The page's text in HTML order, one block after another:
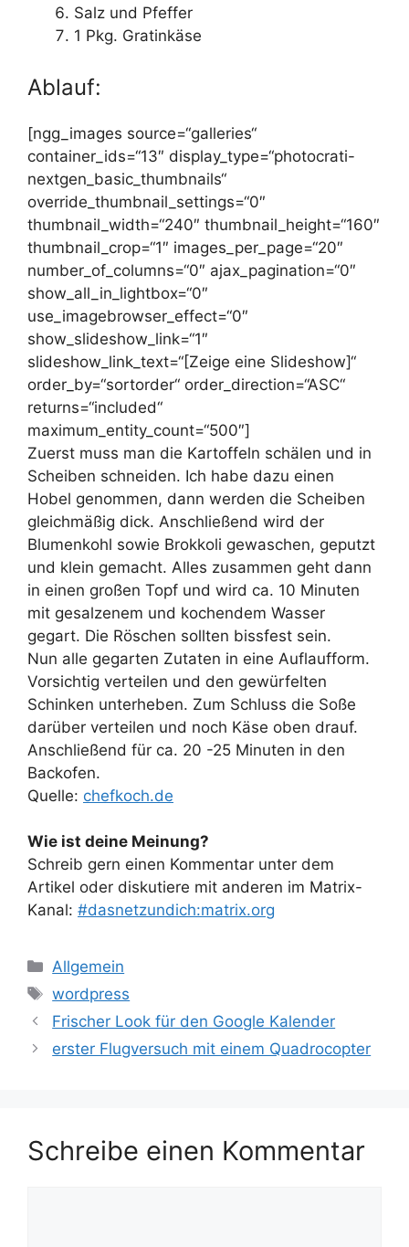
Salz und Pfeffer
1 Pkg. Gratinkäse
Ablauf:
[ngg_images source=“galleries“
container_ids=“13″ display_type=“photocrati-
nextgen_basic_thumbnails“
override_thumbnail_settings=“0″
thumbnail_width=“240″ thumbnail_height=“160″
thumbnail_crop=“1″ images_per_page=“20″
number_of_columns=“0″ ajax_pagination=“0″
show_all_in_lightbox=“0″
use_imagebrowser_effect=“0″
show_slideshow_link=“1″
slideshow_link_text=“[Zeige eine Slideshow]“
order_by=“sortorder“ order_direction=“ASC“
returns=“included“
maximum_entity_count=“500″]
Zuerst muss man die Kartoffeln schälen und in
Scheiben schneiden. Ich habe dazu einen
Hobel genommen, dann werden die Scheiben
gleichmäßig dick. Anschließend wird der
Blumenkohl sowie Brokkoli gewaschen, geputzt
und klein gemacht. Alles zusammen geht dann
in einen großen Topf und wird ca. 10 Minuten
mit gesalzenem und kochendem Wasser
gegart. Die Röschen sollten bissfest sein.
Nun alle gegarten Zutaten in eine Auflaufform.
Vorsichtig verteilen und den gewürfelten
Schinken unterheben. Zum Schluss die Soße
darüber verteilen und noch Käse oben drauf.
Anschließend für ca. 20 -25 Minuten in den
Backofen.
Quelle: chefkoch.de
Wie ist deine Meinung?
Schreib gern einen Kommentar unter dem
Artikel oder diskutiere mit anderen im Matrix-
Kanal: #dasnetzundich:matrix.org
Kategorien
Allgemein
Schlagwörter
wordpress
Frischer Look für den Google Kalender
erster Flugversuch mit einem Quadrocopter
Schreibe einen Kommentar